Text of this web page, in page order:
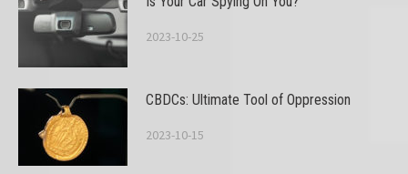
2023-10-25
CBDCs: Ultimate Tool of Oppression
2023-10-15